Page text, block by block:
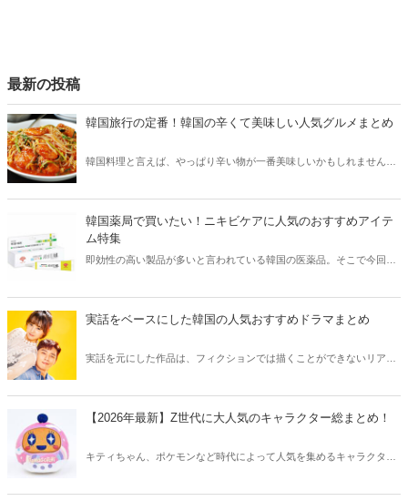
最新の投稿
韓国旅行の定番！韓国の辛くて美味しい人気グルメまとめ
韓国料理と言えば、やっぱり辛い物が一番美味しいかもしれません。
方も必見です。
韓国薬局で買いたい！ニキビケアに人気のおすすめアイテ
ム特集
即効性の高い製品が多いと言われている韓国の医薬品。そこで今回は
う。
実話をベースにした韓国の人気おすすめドラマまとめ
実話を元にした作品は、フィクションでは描くことができないリアル
【2026年最新】Z世代に大人気のキャラクター総まとめ！
キティちゃん、ポケモンなど時代によって人気を集めるキャラクター